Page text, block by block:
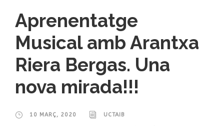
Aprenentatge
Musical amb Arantxa
Riera Bergas. Una
nova mirada!!!
10 MARÇ, 2020 UCTAIB